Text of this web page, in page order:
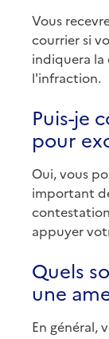
Vous
courrier si
indiquera la
l'infraction.
Puis-je
pour
Oui, vous
important
appuyer
Quels
une
En général,